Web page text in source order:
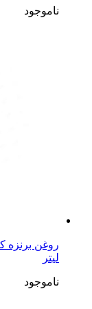
ناموجود
لیتر
ناموجود